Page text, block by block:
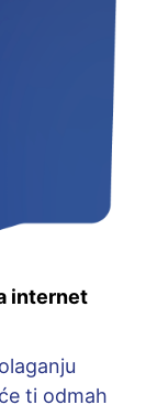
internet
ti odmah